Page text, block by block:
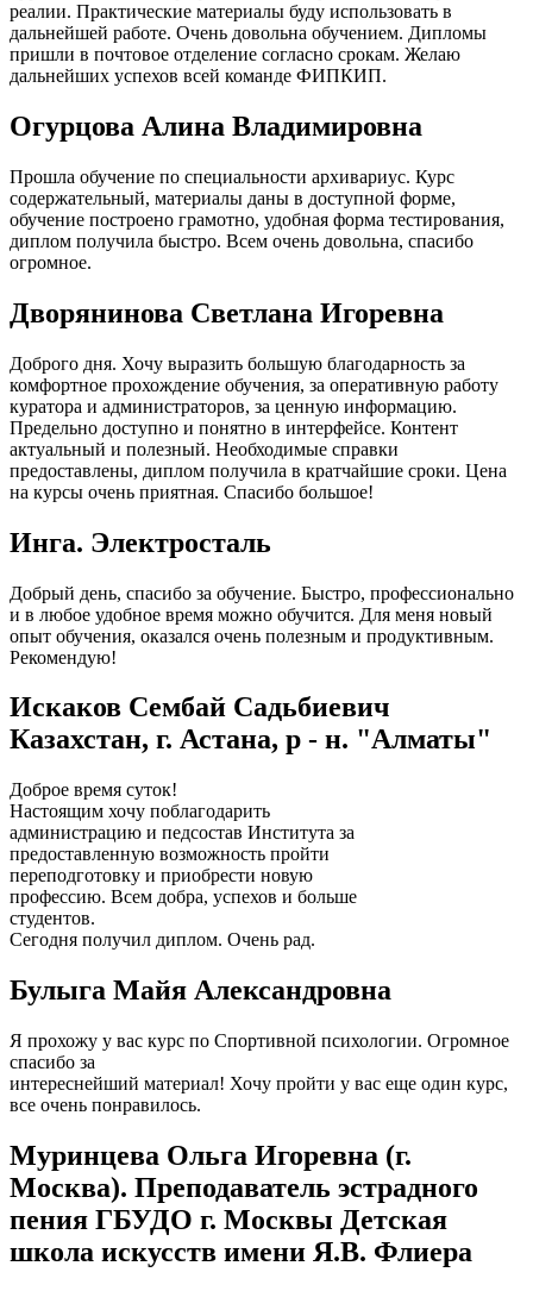
реалии. Практические материалы буду использовать в
дальнейшей работе. Очень довольна обучением. Дипломы
пришли в почтовое отделение согласно срокам. Желаю
дальнейших успехов всей команде ФИПКИП.
Огурцова Алина Владимировна
Прошла обучение по специальности архивариус. Курс
содержательный, материалы даны в доступной форме,
обучение построено грамотно, удобная форма тестирования,
диплом получила быстро. Всем очень довольна, спасибо
огромное.
Дворянинова Светлана Игоревна
Доброго дня. Хочу выразить большую благодарность за
комфортное прохождение обучения, за оперативную работу
куратора и администраторов, за ценную информацию.
Предельно доступно и понятно в интерфейсе. Контент
актуальный и полезный. Необходимые справки
предоставлены, диплом получила в кратчайшие сроки. Цена
на курсы очень приятная. Спасибо большое!
Инга. Электросталь
Добрый день, спасибо за обучение. Быстро, профессионально
и в любое удобное время можно обучится. Для меня новый
опыт обучения, оказался очень полезным и продуктивным.
Рекомендую!
Искаков Сембай Садьбиевич
Казахстан, г. Астана, р - н. "Алматы"
Доброе время суток!
Настоящим хочу поблагодарить
администрацию и педсостав Института за
предоставленную возможность пройти
переподготовку и приобрести новую
профессию. Всем добра, успехов и больше
студентов.
Сегодня получил диплом. Очень рад.
Булыга Майя Александровна
Я прохожу у вас курс по Спортивной психологии. Огромное
спасибо за
интереснейший материал! Хочу пройти у вас еще один курс,
все очень понравилось.
Муринцева Ольга Игоревна (г.
Москва). Преподаватель эстрадного
пения ГБУДО г. Москвы Детская
школа искусств имени Я.В. Флиера